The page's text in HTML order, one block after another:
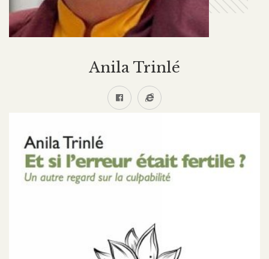
Anila Trinlé